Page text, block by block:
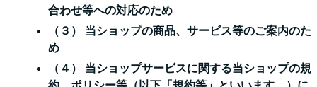
合わせ等への対応のため
（３） 当ショップの商品、サービス等のご案内のた
め
（４） 当ショップサービスに関する当ショップの規